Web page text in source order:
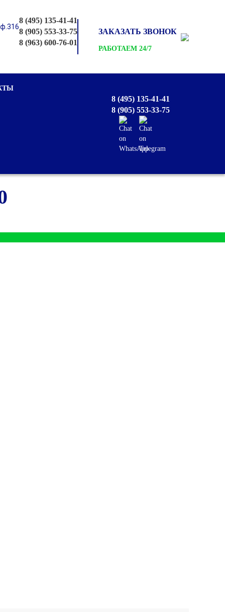
8 (495) 135-41-41
8 (905) 553-33-75
8 (495) 135-41-41
8 (905) 553-33-75
8 (963) 600-76-01
ЗАКАЗАТЬ ЗВОНОК
РАБОТАЕМ 24/7